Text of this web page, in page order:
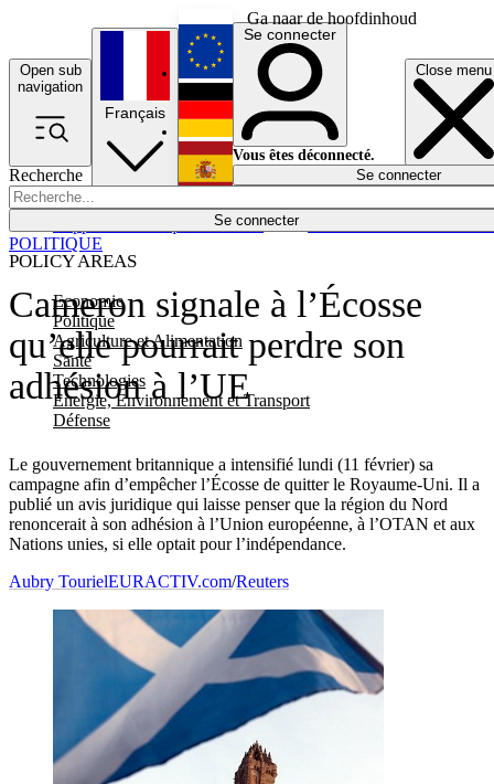
Ga naar de hoofdinhoud
Open sub
navigation
Close menu
Recherche
Se connecter
POLICY AREAS
Economie
Politique
Agriculture et Alimentation
Santé
Technologies
Energie, Environnement et Transport
Défense
Économie
Français
English
Deutsch
Español
Se connecter
Vous êtes déconnecté.
Se connecter
Cameron signale à l’Écosse
qu’elle pourrait perdre son
adhésion à l’UE
Le gouvernement britannique a intensifié lundi (11 février) sa
campagne afin d’empêcher l’Écosse de quitter le Royaume-Uni. Il a
publié un avis juridique qui laisse penser que la région du Nord
renoncerait à son adhésion à l’Union européenne, à l’OTAN et aux
Nations unies, si elle optait pour l’indépendance.
POLITIQUE
Aubry TourielEURACTIV.com/Reuters